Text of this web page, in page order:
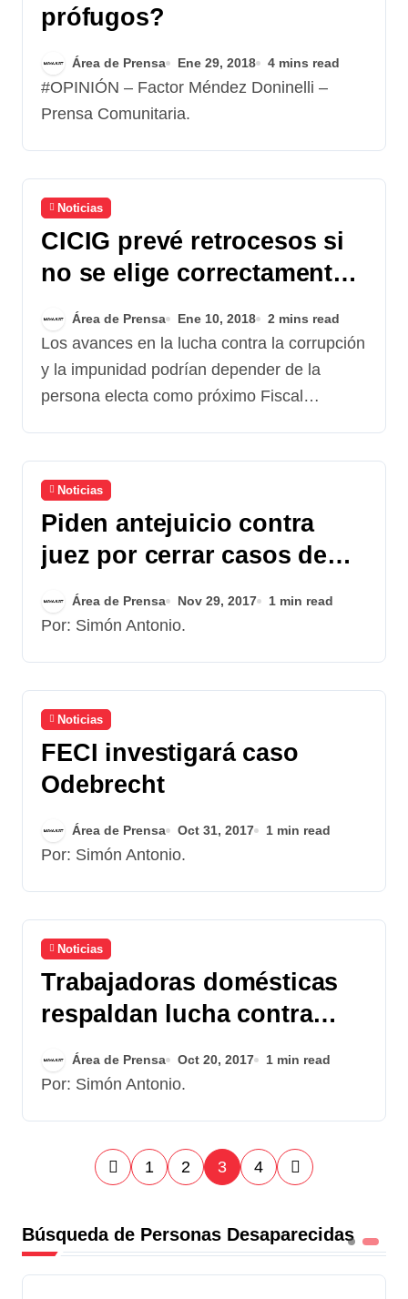
prófugos?
Área de Prensa Ene 29, 2018 4 mins read
#OPINIÓN – Factor Méndez Doninelli –
Prensa Comunitaria.
Noticias
CICIG prevé retrocesos si
no se elige correctamente
al próximo fiscal general
Área de Prensa Ene 10, 2018 2 mins read
Los avances en la lucha contra la corrupción
y la impunidad podrían depender de la
persona electa como próximo Fiscal…
Noticias
Piden antejuicio contra
juez por cerrar casos de
alto impacto
Área de Prensa Nov 29, 2017 1 min read
Por: Simón Antonio.
Noticias
FECI investigará caso
Odebrecht
Área de Prensa Oct 31, 2017 1 min read
Por: Simón Antonio.
Noticias
Trabajadoras domésticas
respaldan lucha contra
corrupción e impunidad
Área de Prensa Oct 20, 2017 1 min read
Por: Simón Antonio.
P
g
i
1 2 3 4
Búsqueda de Personas Desaparecidas